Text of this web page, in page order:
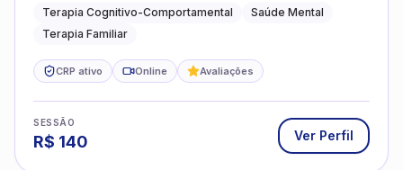
sistêmica
Terapia Cognitivo-Comportamental
Saúde Mental
Terapia Familiar
CRP ativo Online Avaliações
SESSÃO
R$ 140 Ver Perfil